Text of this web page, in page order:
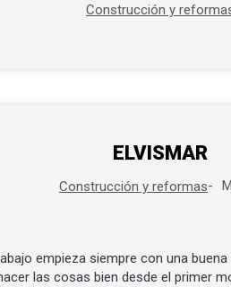
Construcción y
ELVISMAR
Construcción y reformas
empieza siempre con una
las cosas bien desde el primer